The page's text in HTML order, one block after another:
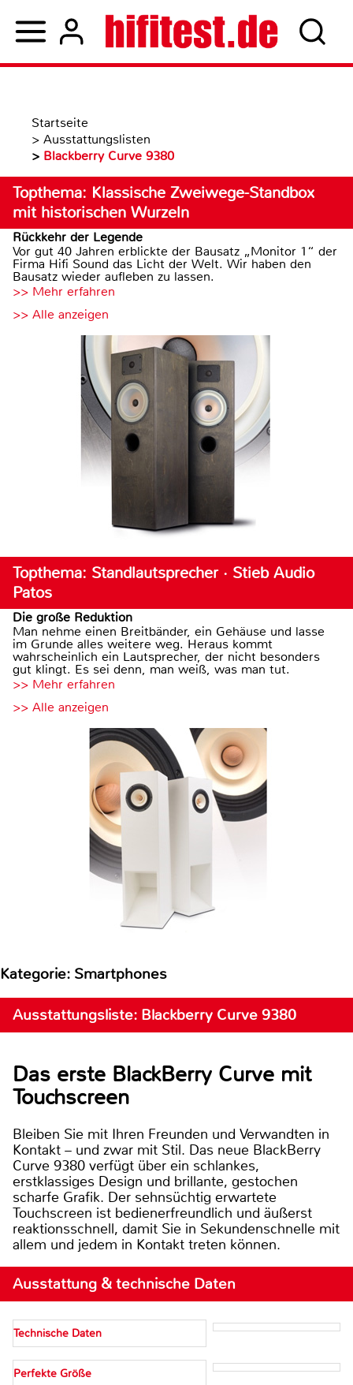
Startseite
> Ausstattungslisten
> Blackberry Curve 9380
Topthema: Klassische Zweiwege-Standbox
mit historischen Wurzeln
Rückkehr der Legende
Vor gut 40 Jahren erblickte der Bausatz „Monitor 1“ der
Firma Hifi Sound das Licht der Welt. Wir haben den
Bausatz wieder aufleben zu lassen.
>> Mehr erfahren
>> Alle anzeigen
Topthema: Standlautsprecher · Stieb Audio
Patos
Die große Reduktion
Man nehme einen Breitbänder, ein Gehäuse und lasse
im Grunde alles weitere weg. Heraus kommt
wahrscheinlich ein Lautsprecher, der nicht besonders
gut klingt. Es sei denn, man weiß, was man tut.
>> Mehr erfahren
>> Alle anzeigen
Kategorie: Smartphones
Ausstattungsliste: Blackberry Curve 9380
Das erste BlackBerry Curve mit
Touchscreen
Bleiben Sie mit Ihren Freunden und Verwandten in
Kontakt – und zwar mit Stil. Das neue BlackBerry
Curve 9380 verfügt über ein schlankes,
erstklassiges Design und brillante, gestochen
scharfe Grafik. Der sehnsüchtig erwartete
Touchscreen ist bedienerfreundlich und äußerst
reaktionsschnell, damit Sie in Sekundenschnelle mit
allem und jedem in Kontakt treten können.
Ausstattung & technische Daten
Technische Daten
Perfekte Größe